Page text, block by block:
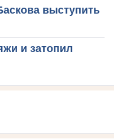
выступить
и затопил